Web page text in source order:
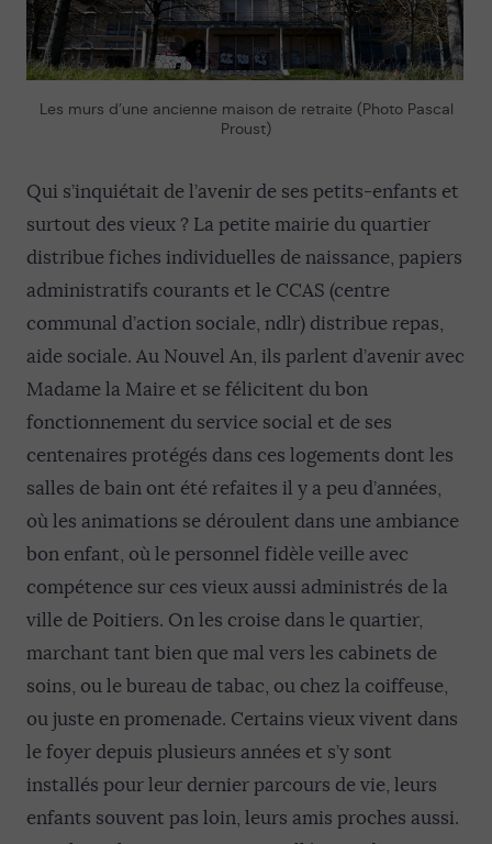
Les murs d’une ancienne maison de retraite (Photo Pascal
Proust)
Qui s’inquiétait de l’avenir de ses petits-enfants et
surtout des vieux ? La petite mairie du quartier
distribue fiches individuelles de naissance, papiers
administratifs courants et le CCAS (centre
communal d’action sociale, ndlr) distribue repas,
aide sociale. Au Nouvel An, ils parlent d’avenir avec
Madame la Maire et se félicitent du bon
fonctionnement du service social et de ses
centenaires protégés dans ces logements dont les
salles de bain ont été refaites il y a peu d’années,
où les animations se déroulent dans une ambiance
bon enfant, où le personnel fidèle veille avec
compétence sur ces vieux aussi administrés de la
ville de Poitiers. On les croise dans le quartier,
marchant tant bien que mal vers les cabinets de
soins, ou le bureau de tabac, ou chez la coiffeuse,
ou juste en promenade. Certains vieux vivent dans
le foyer depuis plusieurs années et s’y sont
installés pour leur dernier parcours de vie, leurs
enfants souvent pas loin, leurs amis proches aussi.